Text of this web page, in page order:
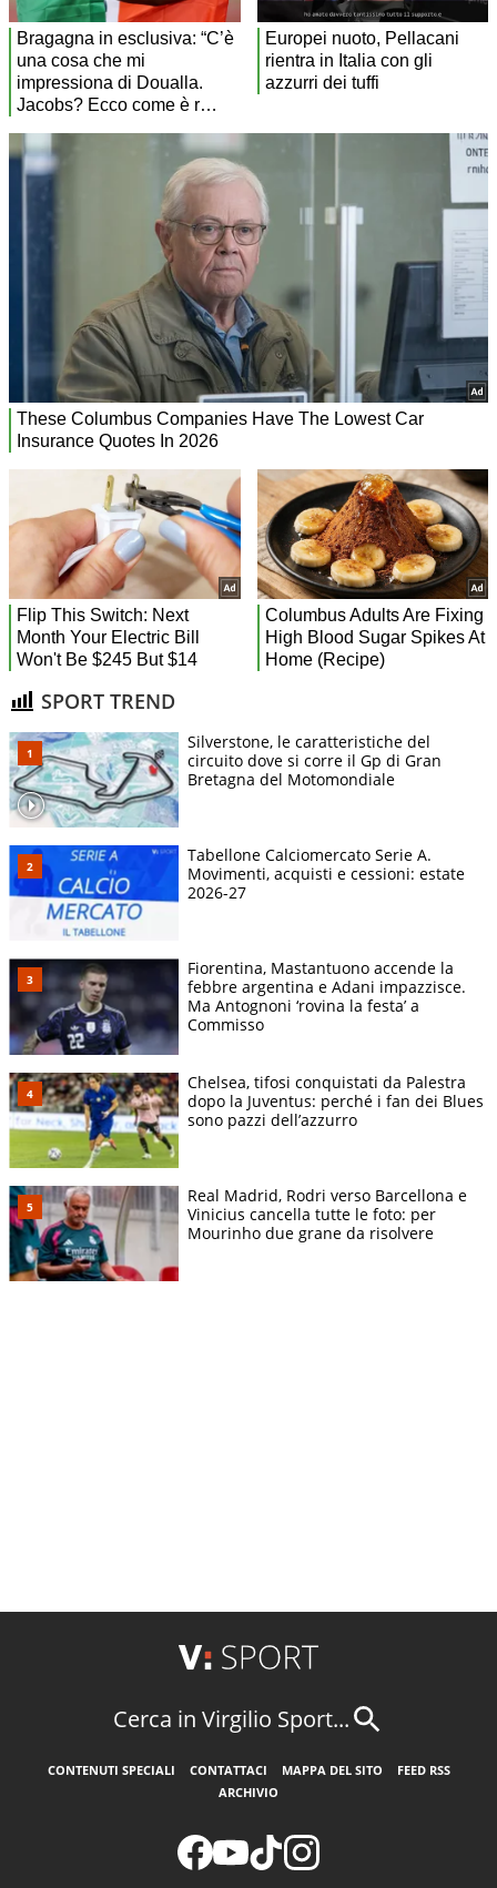
SPORT TREND
Silverstone, le caratteristiche del
circuito dove si corre il Gp di Gran
Bretagna del Motomondiale
Tabellone Calciomercato Serie A.
Movimenti, acquisti e cessioni: estate
2026-27
Fiorentina, Mastantuono accende la
febbre argentina e Adani impazzisce.
Ma Antognoni ‘rovina la festa’ a
Commisso
Chelsea, tifosi conquistati da Palestra
dopo la Juventus: perché i fan dei Blues
sono pazzi dell’azzurro
Real Madrid, Rodri verso Barcellona e
Vinicius cancella tutte le foto: per
Mourinho due grane da risolvere
Cerca in Virgilio Sport...
CONTENUTI SPECIALI CONTATTACI MAPPA DEL SITO
FEED RSS
ARCHIVIO